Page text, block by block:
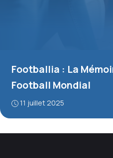
Footballia : La
Football Mondial
11 juillet 2025